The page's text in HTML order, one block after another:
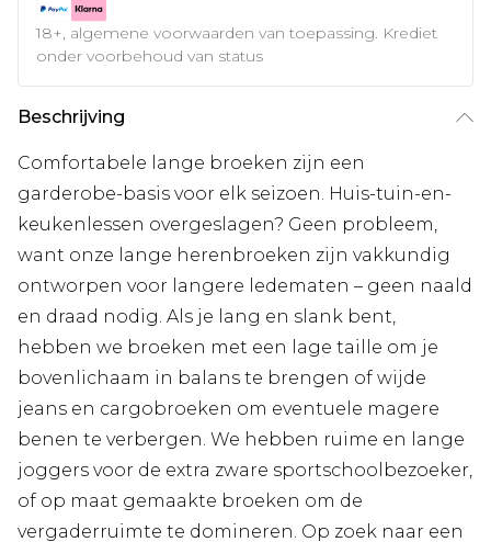
18+, algemene voorwaarden van toepassing. Krediet
onder voorbehoud van status
Beschrijving
Comfortabele lange broeken zijn een
garderobe-basis voor elk seizoen. Huis-tuin-en-
keukenlessen overgeslagen? Geen probleem,
want onze lange herenbroeken zijn vakkundig
ontworpen voor langere ledematen – geen naald
en draad nodig. Als je lang en slank bent,
hebben we broeken met een lage taille om je
bovenlichaam in balans te brengen of wijde
jeans en cargobroeken om eventuele magere
benen te verbergen. We hebben ruime en lange
joggers voor de extra zware sportschoolbezoeker,
of op maat gemaakte broeken om de
vergaderruimte te domineren. Op zoek naar een